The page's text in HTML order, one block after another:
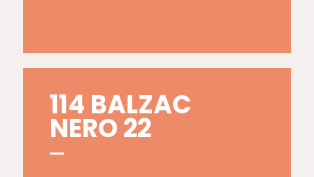
114 BALZAC
NERO 22